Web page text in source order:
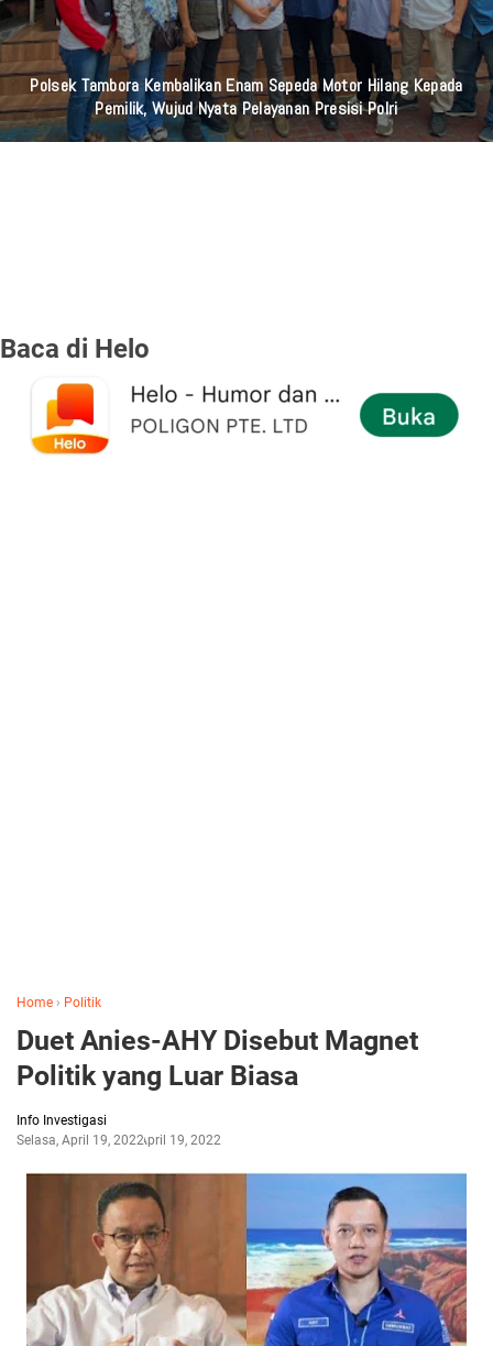
Polsek Tambora Kembalikan Enam Sepeda Motor Hilang Kepada
Pemilik, Wujud Nyata Pelayanan Presisi Polri
Baca di Helo
Home › Politik
Duet Anies-AHY Disebut Magnet
Politik yang Luar Biasa
Info Investigasi
Selasa, April 19, 2022April 19, 2022